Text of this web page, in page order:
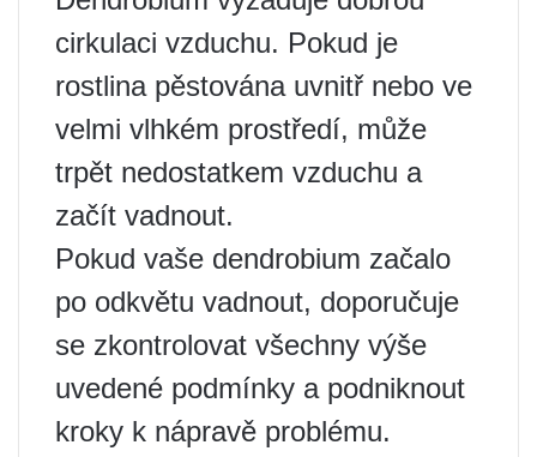
cirkulaci vzduchu. Pokud je
rostlina pěstována uvnitř nebo ve
velmi vlhkém prostředí, může
trpět nedostatkem vzduchu a
začít vadnout.
Pokud vaše dendrobium začalo
po odkvětu vadnout, doporučuje
se zkontrolovat všechny výše
uvedené podmínky a podniknout
kroky k nápravě problému.